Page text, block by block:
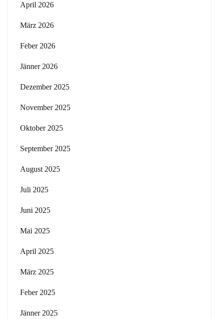
April 2026
März 2026
Feber 2026
Jänner 2026
Dezember 2025
November 2025
Oktober 2025
September 2025
August 2025
Juli 2025
Juni 2025
Mai 2025
April 2025
März 2025
Feber 2025
Jänner 2025